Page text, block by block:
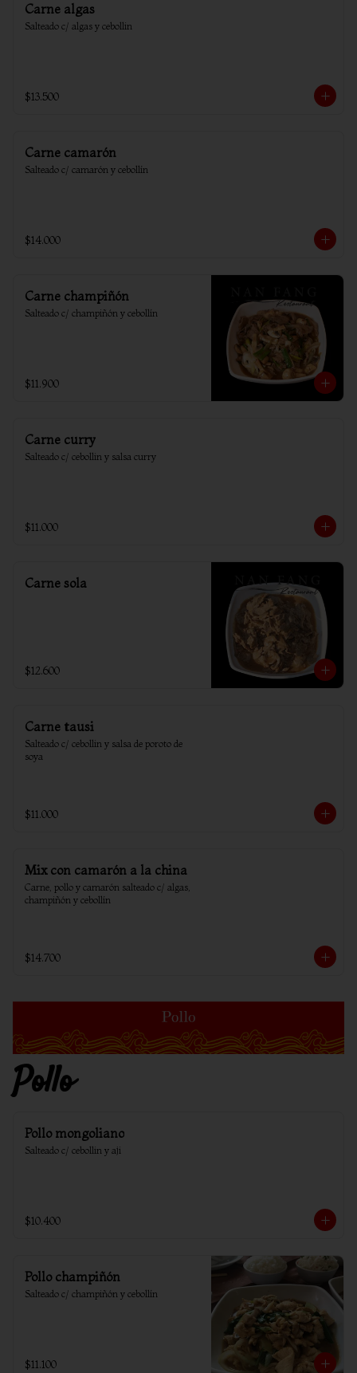
Carne algas
Salteado c/ algas y cebollin
$13.500
Carne camarón
Salteado c/ camarón y cebollín
$14.000
Carne champiñón
Salteado c/ champiñón y cebollín
$11.900
Carne curry
Salteado c/ cebollin y salsa curry
$11.000
Carne sola
$12.600
Carne tausi
Salteado c/ cebollin y salsa de poroto de
soya
$11.000
Mix con camarón a la china
Carne, pollo y camarón salteado c/ algas,
champiñón y cebollín
$14.700
Pollo
Pollo mongoliano
Salteado c/ cebollin y aji
$10.400
Pollo champiñón
Salteado c/ champiñón y cebollín
$11.100